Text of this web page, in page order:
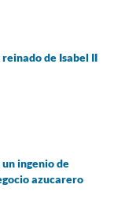
de Isabel II
un ingenio de
azucarero